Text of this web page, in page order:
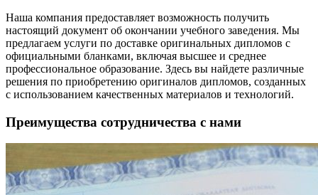
Наша компания предоставляет возможность получить
настоящий документ об окончании учебного заведения. Мы
предлагаем услуги по доставке оригинальных дипломов с
официальными бланками, включая высшее и среднее
профессиональное образование. Здесь вы найдете различные
решения по приобретению оригиналов дипломов, созданных
с использованием качественных материалов и технологий.
Преимущества сотрудничества с нами